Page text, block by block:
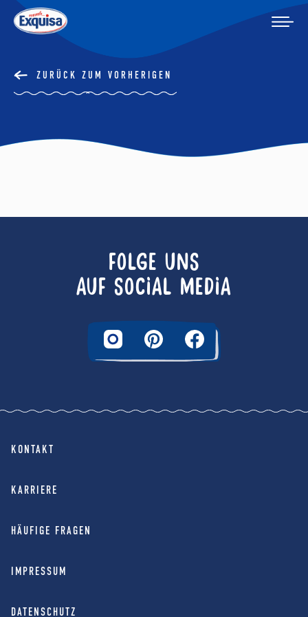
ZURÜCK ZUM VORHERIGEN
FOLGE UNS
AUF SOCIAL MEDIA
KONTAKT
KARRIERE
HÄUFIGE FRAGEN
IMPRESSUM
DATENSCHUTZ